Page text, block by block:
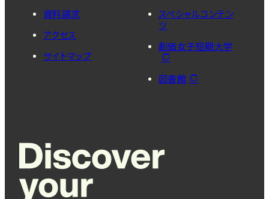
資料請求
アクセス
サイトマップ
スペシャルコンテン
ツ
創価女子短期大学
図書館